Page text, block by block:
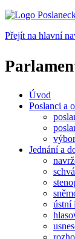
Přejít na hlavní
Úvod
Poslanci a
Jednání a
ústní